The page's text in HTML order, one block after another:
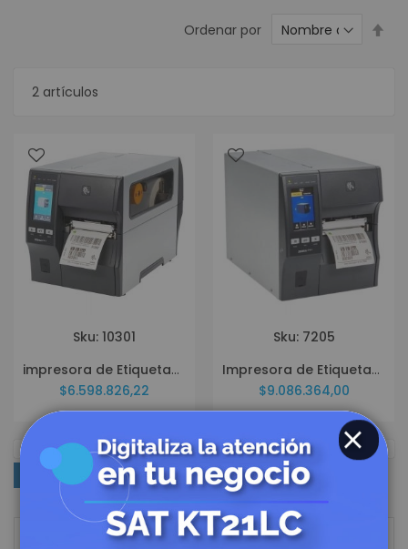
2 artículos
Ordenar por
Sku: 10301
impresora de Etiquetas Zebra ZT411 ZT41142-T010000Z
$6.598.826,22
Sku: 7205
Impresora de Etiquetas Zebra ZT411 ZT41142-T410000Z
$9.086.364,00
COMPRAR POR
AHORA COMPRANDO POR
CLOSE